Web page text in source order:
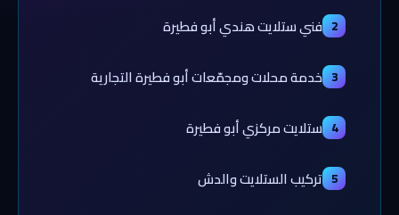
2 فني ستلايت هندي أبو فطيرة
3 خدمة محلات ومجمّعات أبو فطيرة التجارية
4 ستلايت مركزي أبو فطيرة
5 تركيب الستلايت والدش